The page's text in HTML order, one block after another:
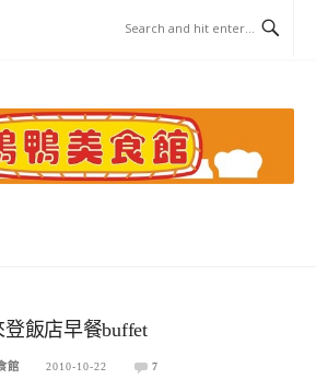
飯店早餐buffet
館 2010-10-22 7